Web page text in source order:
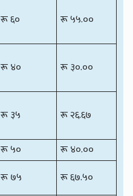
रू ६० रू ५५.००
रू ४० रू ३०.००
रू ३५ रू २६.६७
रू ५०
रू ४०.००
रू ७५
रू ६७.५०